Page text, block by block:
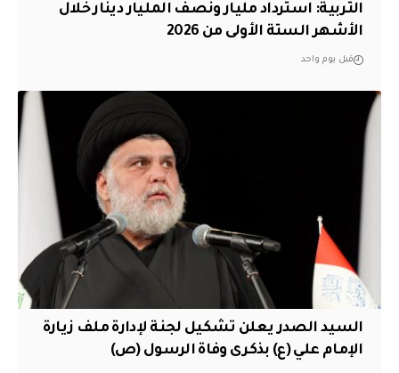
التربية: استرداد مليار ونصف المليار دينار خلال
الأشهر الستة الأولى من 2026
قبل يوم واحد
السيد الصدر يعلن تشكيل لجنة لإدارة ملف زيارة
الإمام علي (ع) بذكرى وفاة الرسول (ص)